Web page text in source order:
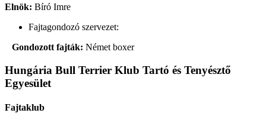
Elnök: Bíró Imre
Fajtagondozó szervezet:
Gondozott fajták: Német boxer
Hungária Bull Terrier Klub Tartó és Tenyésztő
Egyesület
Fajtaklub